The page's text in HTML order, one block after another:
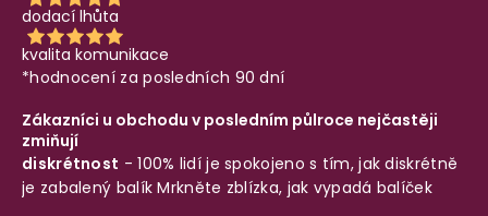
dodací lhůta
kvalita komunikace
*hodnocení za posledních 90 dní
Zákazníci u obchodu v posledním půlroce nejčastěji
zmiňují
diskrétnost - 100% lidí je spokojeno s tím, jak diskrétně
je zabalený balíkMrkněte zblízka, jak vypadá balíček